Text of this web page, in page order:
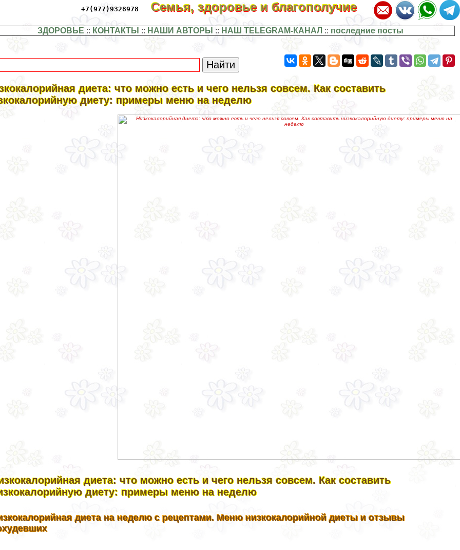
+7(977)9328978 Семья, здоровье и благополучие
ЗДОРОВЬЕ :: КОНТАКТЫ :: НАШИ АВТОРЫ :: НАШ TELEGRAM-КАНАЛ :: последние посты
диета: что можно есть и чего нельзя совсем. Как составить
диету: примеры меню на неделю
диета: что можно есть и чего нельзя совсем. Как составить
диету: примеры меню на неделю
диета на неделю с рецептами. Меню низкокалорийной диеты и отзывы